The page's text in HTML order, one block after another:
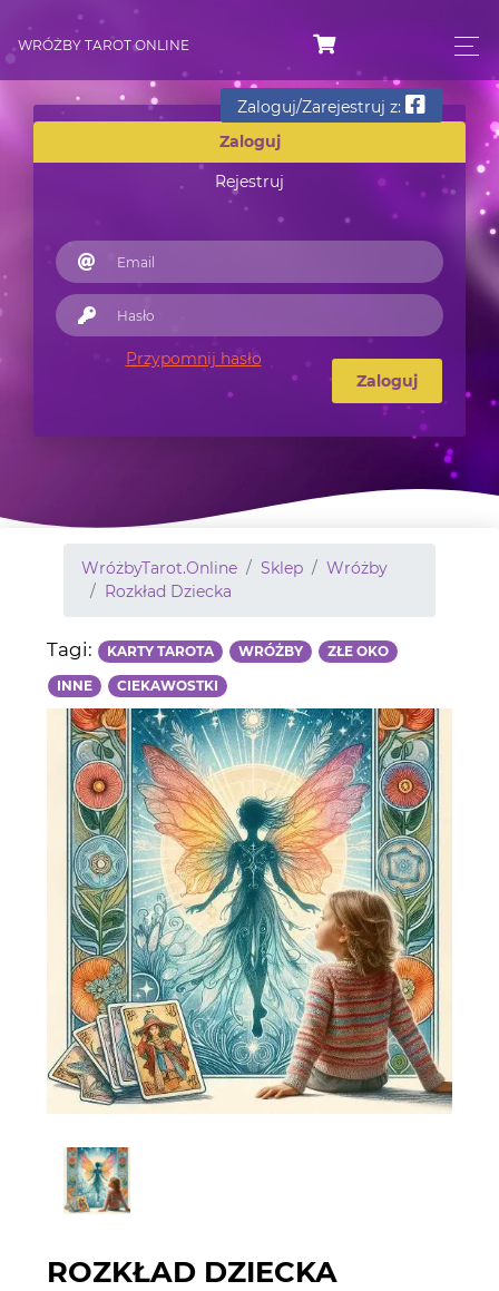
WRÓŻBY TAROT ONLINE
Zaloguj
Rejestruj
Zaloguj/Zarejestruj z:
Przypomnij hasło
Zaloguj
WróżbyTarot.Online Sklep
Wróżby
Rozkład Dziecka
Tagi: KARTY TAROTA WRÓŻBY ZŁE OKO
INNE CIEKAWOSTKI
ROZKŁAD DZIECKA